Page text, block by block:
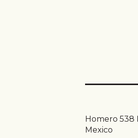
Homero 538
Mexico